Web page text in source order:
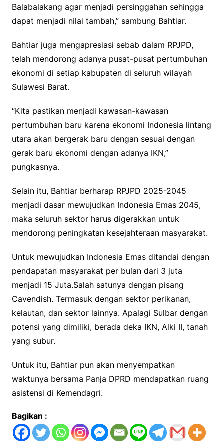
Balabalakang agar menjadi persinggahan sehingga
dapat menjadi nilai tambah,” sambung Bahtiar.
Bahtiar juga mengapresiasi sebab dalam RPJPD,
telah mendorong adanya pusat-pusat pertumbuhan
ekonomi di setiap kabupaten di seluruh wilayah
Sulawesi Barat.
“Kita pastikan menjadi kawasan-kawasan
pertumbuhan baru karena ekonomi Indonesia lintang
utara akan bergerak baru dengan sesuai dengan
gerak baru ekonomi dengan adanya IKN,”
pungkasnya.
Selain itu, Bahtiar berharap RPJPD 2025-2045
menjadi dasar mewujudkan Indonesia Emas 2045,
maka seluruh sektor harus digerakkan untuk
mendorong peningkatan kesejahteraan masyarakat.
Untuk mewujudkan Indonesia Emas ditandai dengan
pendapatan masyarakat per bulan dari 3 juta
menjadi 15 Juta.Salah satunya dengan pisang
Cavendish. Termasuk dengan sektor perikanan,
kelautan, dan sektor lainnya. Apalagi Sulbar dengan
potensi yang dimiliki, berada deka IKN, Alki II, tanah
yang subur.
Untuk itu, Bahtiar pun akan menyempatkan
waktunya bersama Panja DPRD mendapatkan ruang
asistensi di Kemendagri.
Bagikan :